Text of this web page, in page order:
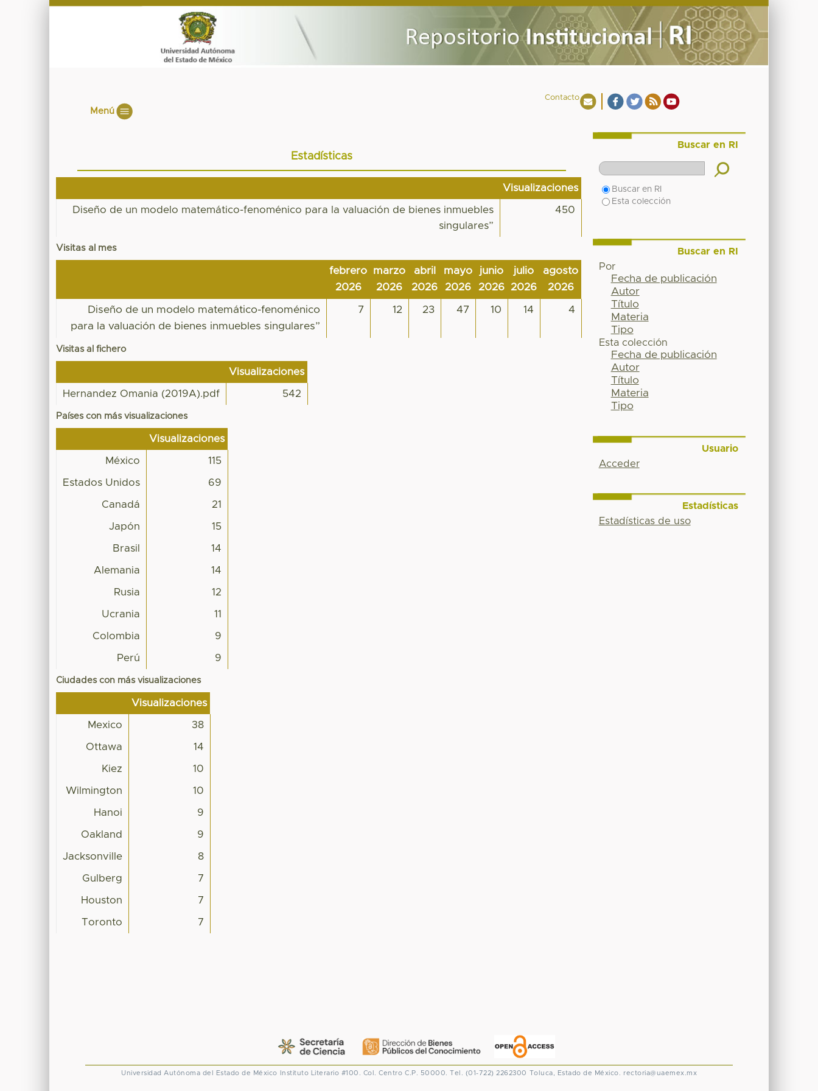
Contacto
Menú
Estadísticas
Visualizaciones
Diseño de un modelo matemático-fenoménico para la valuación de bienes inmuebles
singulares”
450
Visitas al mes
febrero
2026
marzo
2026
abril
2026
mayo
2026
junio
2026
julio
2026
agosto
2026
Diseño de un modelo matemático-fenoménico
para la valuación de bienes inmuebles singulares”
7 12 23 47 10 14 4
Visitas al fichero
Visualizaciones
Hernandez Omania (2019A).pdf 542
Países con más visualizaciones
Visualizaciones
México 115
Estados Unidos 69
Canadá 21
Japón 15
Brasil 14
Alemania 14
Rusia 12
Ucrania 11
Colombia 9
Perú 9
Ciudades con más visualizaciones
Visualizaciones
Mexico 38
Ottawa 14
Kiez 10
Wilmington 10
Hanoi 9
Oakland 9
Jacksonville 8
Gulberg 7
Houston 7
Toronto 7
Buscar en RI
Buscar en RI
Esta colección
Buscar en RI
Por
Fecha de publicación
Autor
Título
Materia
Tipo
Esta colección
Fecha de publicación
Autor
Título
Materia
Tipo
Usuario
Acceder
Estadísticas
Estadísticas de uso
Universidad Autónoma del Estado de México Instituto Literario #100. Col. Centro C.P. 50000. Tel. (01-722) 2262300 Toluca, Estado de México. rectoria@uaemex.mx